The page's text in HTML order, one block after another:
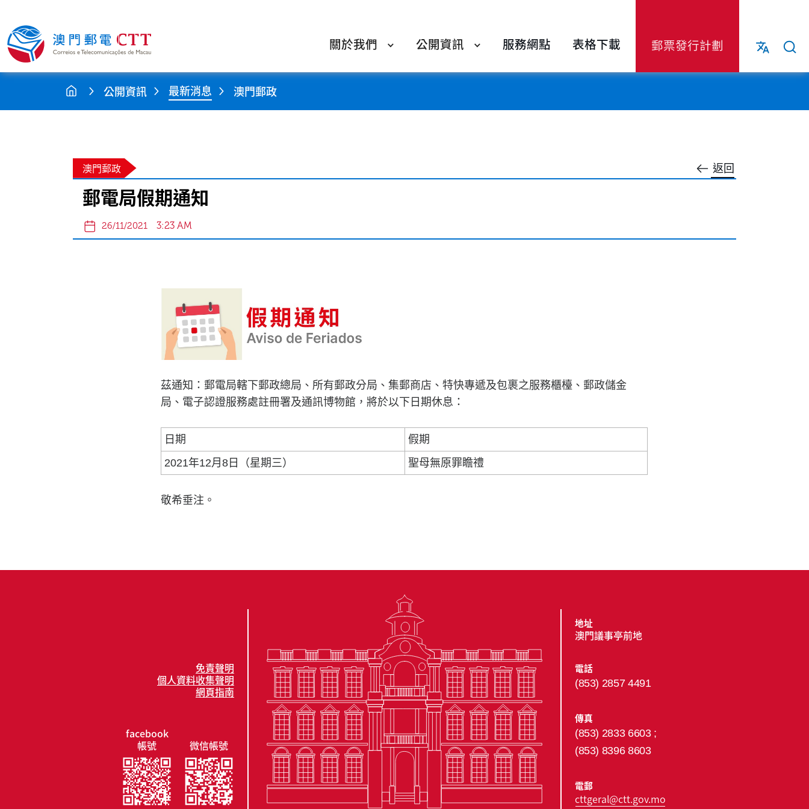
關於我們 公開資訊 服務網點 表格下載 郵票發行計劃
公開資訊 最新消息 澳門郵政
返回
澳門郵政
郵電局假期通知
26/11/2021 3:23 AM
茲通知：郵電局轄下郵政總局、所有郵政分局、集郵商店、特快專遞及包裹之服務櫃檯、郵政儲金
局、電子認證服務處註冊署及通訊博物館，將於以下日期休息：
日期
假期
2021年12月8日（星期三）
聖母無原罪瞻禮
敬希垂注。
免責聲明
個人資料收集聲明
網頁指南
facebook
帳號
微信帳號
地址
澳門議事亭前地
電話
(853) 2857 4491
傳真
(853) 2833 6603 ;
(853) 8396 8603
電郵
cttgeral@ctt.gov.mo